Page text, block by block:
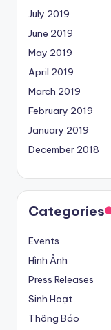
July 2019
June 2019
May 2019
April 2019
March 2019
February 2019
January 2019
December 2018
Categories
Events
Hình Ảnh
Press Releases
Sinh Hoạt
Thông Báo